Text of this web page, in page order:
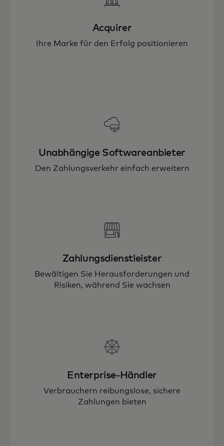
Acquirer
Ihre Marke für den Erfolg positionieren
Unabhängige Softwareanbieter
Den Zahlungsverkehr einfach erweitern
Zahlungsdienstleister
Bewältigen Sie Herausforderungen und
Risiken, während Sie wachsen
Enterprise-Händler
Verbrauchern reibungslose, sichere
Zahlungen bieten